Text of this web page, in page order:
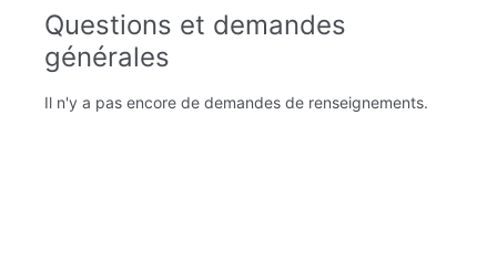
Questions et demandes
générales
Il n'y a pas encore de demandes de renseignements.